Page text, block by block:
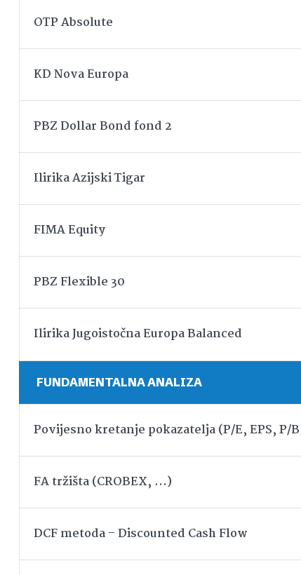
OTP Absolute
KD Nova Europa
PBZ Dollar Bond fond 2
Ilirika Azijski Tigar
FIMA Equity
PBZ Flexible 30
Ilirika Jugoistočna Europa Balanced
FUNDAMENTALNA ANALIZA
Povijesno kretanje pokazatelja (P/E, EPS, P/
FA tržišta (CROBEX, …)
DCF metoda – Discounted Cash Flow